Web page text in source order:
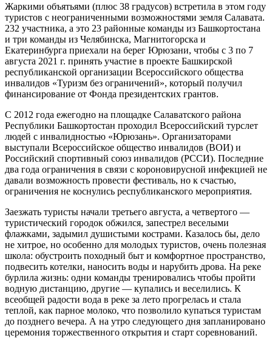
Жаркими объятьями (плюс 38 градусов) встретила в этом году
туристов с неограниченными возможностями земля Салавата.
232 участника, а это 23 районные команды из Башкортостана
и три команды из Челябинска, Магнитогорска и
Екатеринбурга приехали на берег Юрюзани, чтобы с 3 по 7
августа 2021 г. принять участие в проекте Башкирской
республиканской организации Всероссийского общества
инвалидов «Туризм без ограничений», который получил
финансирование от Фонда президентских грантов.
С 2012 года ежегодно на площадке Салаватского района
Республики Башкортостан проходил Всероссийский турслет
людей с инвалидностью «Юрюзань». Организаторами
выступали Всероссийское общество инвалидов (ВОИ) и
Российский спортивный союз инвалидов (РССИ). Последние
два года ограничения в связи с короновирусной инфекцией не
давали возможность провести фестиваль, но к счастью,
ограничения не коснулись республиканского мероприятия.
Заезжать туристы начали третьего августа, а четвертого —
туристический городок обжился, запестрел веселыми
флажками, задымил душистыми кострами. Казалось бы, дело
не хитрое, но особенно для молодых туристов, очень полезная
школа: обустроить походный быт и комфортное пространство,
подвесить котелки, наносить воды и нарубить дрова. На реке
бурлила жизнь: одни команды тренировались чтобы пройти
водную дистанцию, другие — купались и веселились. К
всеобщей радости вода в реке за лето прогрелась и стала
теплой, как парное молоко, что позволило купаться туристам
до позднего вечера. А на утро следующего дня запланировано
церемония торжественного открытия и старт соревнований.